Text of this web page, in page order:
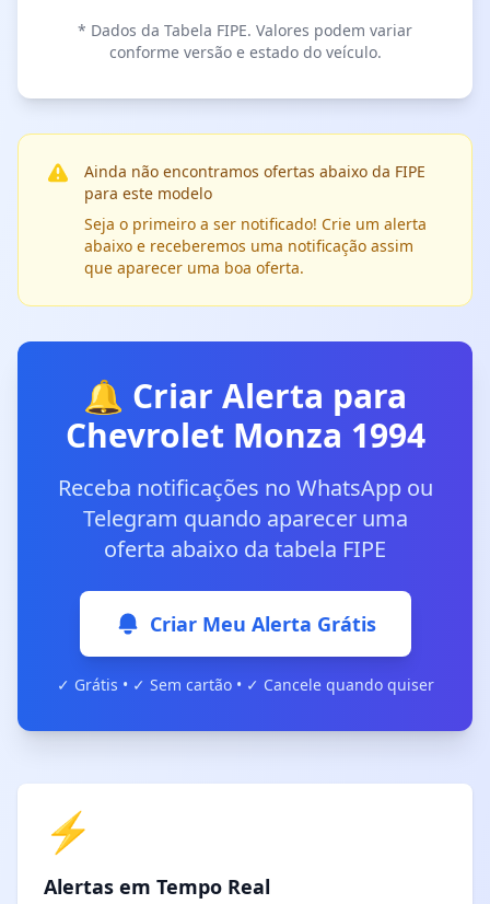
* Dados da Tabela FIPE. Valores podem variar
conforme versão e estado do veículo.
Ainda não encontramos ofertas abaixo da FIPE
para este modelo
Seja o primeiro a ser notificado! Crie um alerta
abaixo e receberemos uma notificação assim
que aparecer uma boa oferta.
🔔 Criar Alerta para
Chevrolet Monza 1994
Receba notificações no WhatsApp ou
Telegram quando aparecer uma
oferta abaixo da tabela FIPE
Criar Meu Alerta Grátis
✓ Grátis • ✓ Sem cartão • ✓ Cancele quando quiser
⚡
Alertas em Tempo Real